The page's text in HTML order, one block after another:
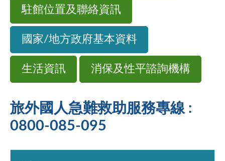
駐館位置及聯絡資訊
國家/地方政府基本資料
生活資訊 消保及性平諮詢機構
旅外國人急難救助服務專線 :
0800-085-095